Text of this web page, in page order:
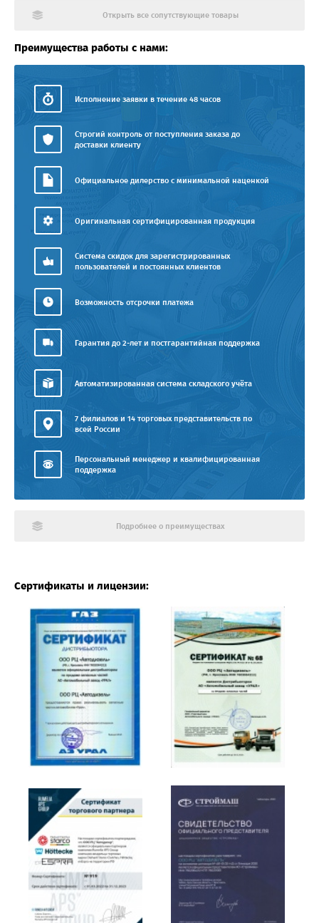
Открыть все сопутствующие товары
Преимущества работы с нами:
Исполнение заявки в течение 48 часов
Строгий контроль от поступления заказа до
доставки клиенту
Официальное дилерство с минимальной наценкой
Оригинальная сертифицированная продукция
Система скидок для зарегистрированных
пользователей и постоянных клиентов
Возможность отсрочки платежа
Гарантия до 2-лет и постгарантийная поддержка
Автоматизированная система складского учёта
7 филиалов и 14 торговых представительств по
всей России
Персональный менеджер и квалифицированная
поддержка
Подробнее о преимуществах
Сертификаты и лицензии: